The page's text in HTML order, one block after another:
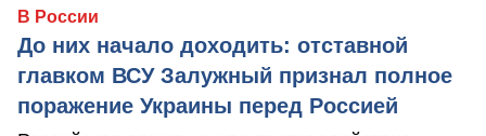
В России
До них начало доходить: отставной
главком ВСУ Залужный признал полное
поражение Украины перед Россией